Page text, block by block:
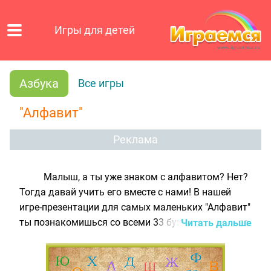
Игры для детей
Азбука Все игры
"Алфавит"
Реклама
Малыш, а ты уже знаком с алфавитом? Нет?
Тогда давай учить его вместе с нами! В нашей
игре-презентации для самых маленьких "Алфавит"
ты познакомишься со всеми 33 буквами русского
произношение, узнаешь, в каких словах они
используются. Внизу экрана расположены
Читать дальше